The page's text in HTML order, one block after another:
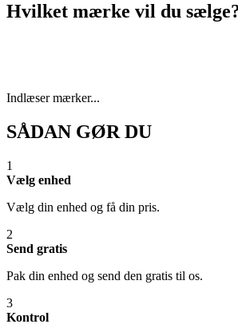
Hvilket mærke vil du
Indlæser mærker...
SÅDAN GØR DU
1
Vælg enhed
Vælg din enhed og få din pris.
2
Send gratis
Pak din enhed og send den gratis til os.
3
Kontrol